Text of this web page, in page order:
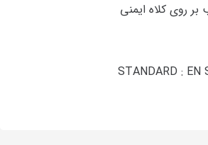
روی کلاه ایمنی
STANDARD : EN